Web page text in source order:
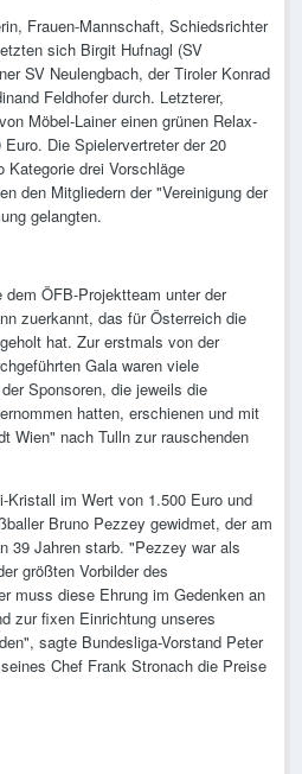
Frauen-Mannschaft, Schiedsrichter
sich Birgit Hufnagl (SV
SV Neulengbach, der Tiroler Konrad
Feldhofer durch. Letzterer,
Möbel-Lainer einen grünen Relax-
Die Spielervertreter der 20
Kategorie drei Vorschläge
den Mitgliedern der "Vereinigung der
gelangten.
dem ÖFB-Projektteam unter der
zuerkannt, das für Österreich die
hat. Zur erstmals von der
Gala waren viele
Sponsoren, die jeweils die
hatten, erschienen und mit
Wien" nach Tulln zur rauschenden
Kristall im Wert von 1.500 Euro und
Bruno Pezzey gewidmet, der am
39 Jahren starb. "Pezzey war als
größten Vorbilder des
muss diese Ehrung im Gedenken an
zur fixen Einrichtung unseres
sagte Bundesliga-Vorstand Peter
Chef Frank Stronach die Preise